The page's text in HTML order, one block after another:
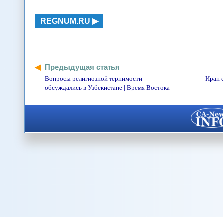
REGNUM.RU
Предыдущая статья
Вопросы религиозной терпимости
обсуждались в Узбекистане | Время Востока
Иран